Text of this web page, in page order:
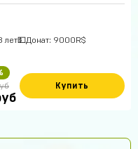
лет💵Донат: 9000R$
Купить